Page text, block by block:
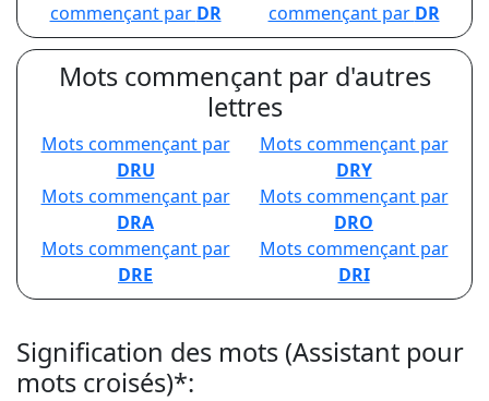
commençant par DR
commençant par DR
Mots commençant par d'autres
lettres
Mots commençant par
DRU
Mots commençant par
DRY
Mots commençant par
DRA
Mots commençant par
DRO
Mots commençant par
DRE
Mots commençant par
DRI
Signification des mots (Assistant pour
mots croisés)*: